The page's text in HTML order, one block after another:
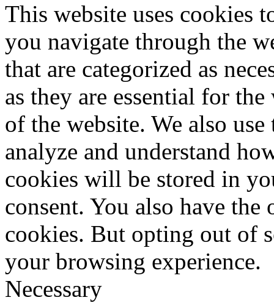
This website uses cookies
you navigate through the
that are categorized as
as they are essential for
of the website. We also
analyze and understand
cookies will be stored in
consent. You also have
cookies. But opting out of
your browsing experience.
Necessary